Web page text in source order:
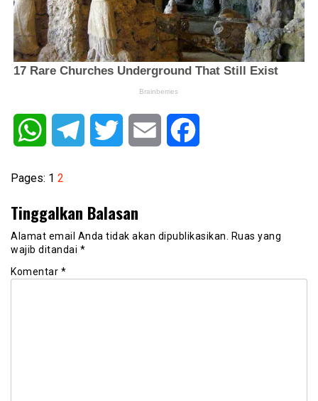
WhatsAppTelegram Twitter Email
Pages: 1 2
Tinggalkan Balasan
Alamat email Anda tidak akan dipublikasikan. Ruas yang
wajib ditandai *
Komentar *